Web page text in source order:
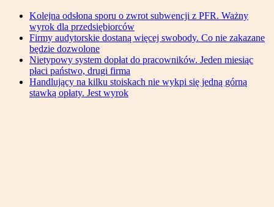
Kolejna odsłona sporu o zwrot subwencji z PFR. Ważny
wyrok dla przedsiębiorców
Firmy audytorskie dostaną więcej swobody. Co nie zakazane
będzie dozwolone
Nietypowy system dopłat do pracowników. Jeden miesiąc
płaci państwo, drugi firma
Handlujący na kilku stoiskach nie wykpi się jedną górną
stawką opłaty. Jest wyrok